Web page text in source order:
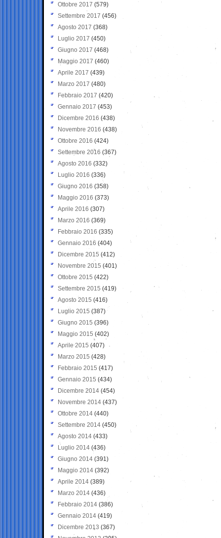
Ottobre 2017 (579)
Settembre 2017 (456)
Agosto 2017 (368)
Luglio 2017 (450)
Giugno 2017 (468)
Maggio 2017 (460)
Aprile 2017 (439)
Marzo 2017 (480)
Febbraio 2017 (420)
Gennaio 2017 (453)
Dicembre 2016 (438)
Novembre 2016 (438)
Ottobre 2016 (424)
Settembre 2016 (367)
Agosto 2016 (332)
Luglio 2016 (336)
Giugno 2016 (358)
Maggio 2016 (373)
Aprile 2016 (307)
Marzo 2016 (369)
Febbraio 2016 (335)
Gennaio 2016 (404)
Dicembre 2015 (412)
Novembre 2015 (401)
Ottobre 2015 (422)
Settembre 2015 (419)
Agosto 2015 (416)
Luglio 2015 (387)
Giugno 2015 (396)
Maggio 2015 (402)
Aprile 2015 (407)
Marzo 2015 (428)
Febbraio 2015 (417)
Gennaio 2015 (434)
Dicembre 2014 (454)
Novembre 2014 (437)
Ottobre 2014 (440)
Settembre 2014 (450)
Agosto 2014 (433)
Luglio 2014 (436)
Giugno 2014 (391)
Maggio 2014 (392)
Aprile 2014 (389)
Marzo 2014 (436)
Febbraio 2014 (386)
Gennaio 2014 (419)
Dicembre 2013 (367)